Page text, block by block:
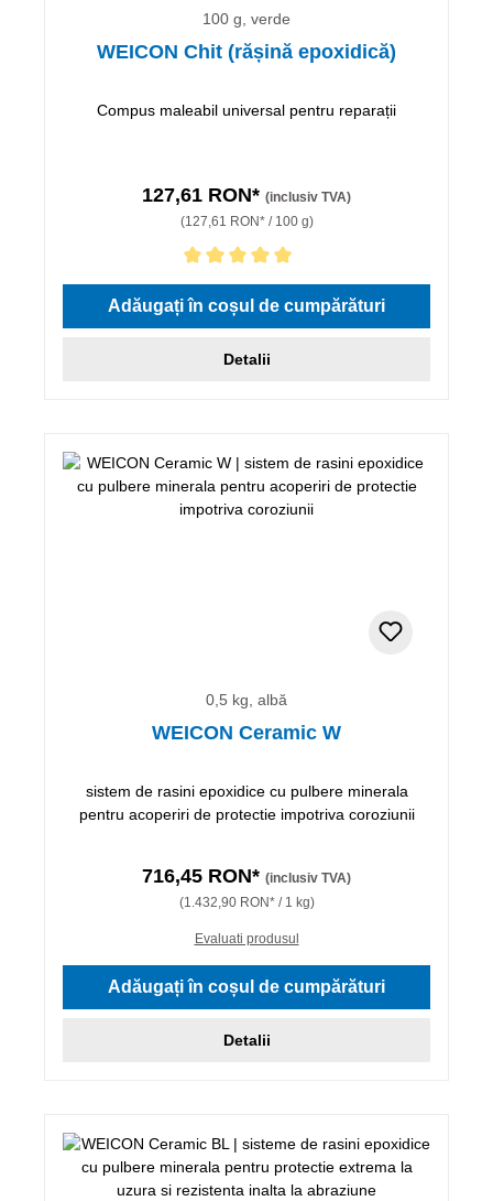
100 g, verde
WEICON Chit (rășină epoxidică)
Compus maleabil universal pentru reparații
127,61 RON* (inclusiv TVA)
(127,61 RON* / 100 g)
Evaluarea medie de 5 din 5 stele
Adăugați în coșul de cumpărături
Detalii
0,5 kg, albă
WEICON Ceramic W
sistem de rasini epoxidice cu pulbere minerala
pentru acoperiri de protectie impotriva coroziunii
716,45 RON* (inclusiv TVA)
(1.432,90 RON* / 1 kg)
Evaluati produsul
Adăugați în coșul de cumpărături
Detalii